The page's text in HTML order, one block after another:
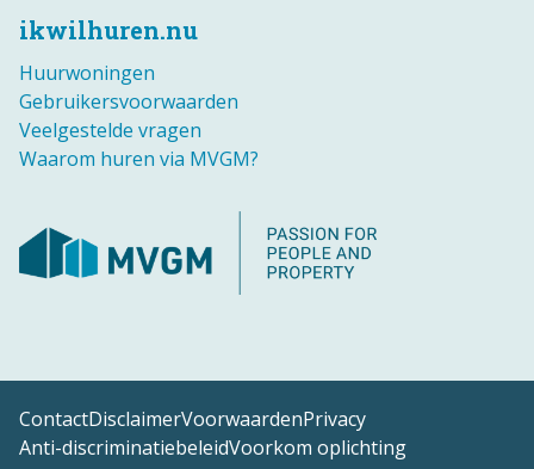
ikwilhuren.nu
Huurwoningen
Gebruikersvoorwaarden
Veelgestelde vragen
Waarom huren via MVGM?
ContactDisclaimerVoorwaardenPrivacy
Anti-discriminatiebeleidVoorkom oplichting